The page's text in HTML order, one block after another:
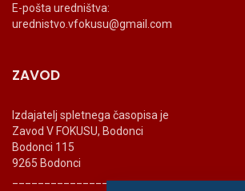
E-pošta uredništva:
urednistvo.vfokusu@gmail.com
ZAVOD
Izdajatelj spletnega časopisa je
Zavod V FOKUSU, Bodonci
Bodonci 115
9265 Bodonci
_______________________